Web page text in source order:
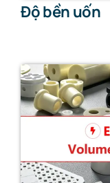
Độ bền uốn